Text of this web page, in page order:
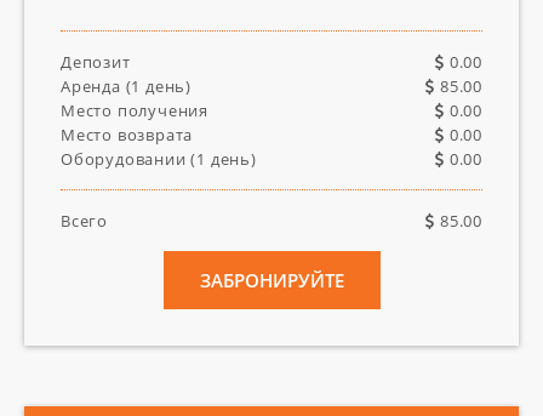
Депозит
0.00
Аренда (1 день)
85.00
Место получения
0.00
Место возврата
0.00
Оборудовании (1 день) 0.00
Всего 85.00
ЗАБРОНИРУЙТЕ